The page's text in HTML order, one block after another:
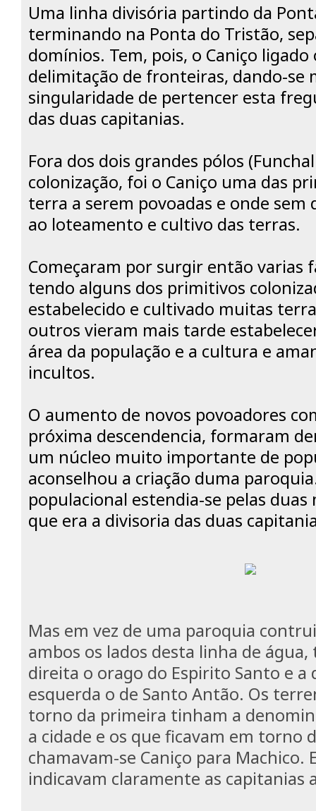
Uma linha divisória partindo da
terminando na Ponta do Tristão,
domínios. Tem, pois, o Caniço
delimitação de fronteiras, dando-se
singularidade de pertencer esta
das duas capitanias.
Fora dos dois grandes pólos
colonização, foi o Caniço uma das
terra a serem povoadas e onde sem
ao loteamento e cultivo das terras.
Começaram por surgir então varias
tendo alguns dos primitivos
estabelecido e cultivado muitas
outros vieram mais tarde
área da população e a cultura e
incultos.
O aumento de novos povoadores
próxima descendencia, formaram
um núcleo muito importante de
aconselhou a criação duma
populacional estendia-se pelas
que era a divisoria das duas
Mas em vez de uma paroquia
ambos os lados desta linha de
direita o orago do Espirito Santo e a
esquerda o de Santo Antão. Os
torno da primeira tinham a
a cidade e os que ficavam em torno
chamavam-se Caniço para Machico.
indicavam claramente as capitanias